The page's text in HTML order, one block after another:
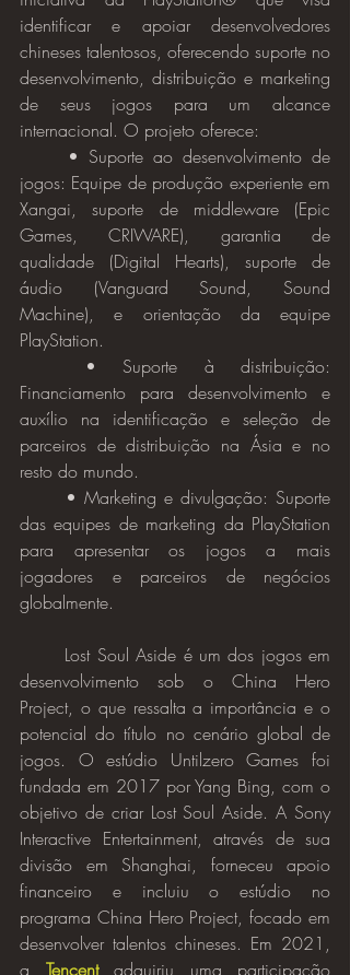
identificar e apoiar desenvolvedores
chineses talentosos, oferecendo suporte no
desenvolvimento, distribuição e marketing
de seus jogos para um alcance
internacional. O projeto oferece:
jogos: Equipe de produção experiente em
Xangai, suporte de middleware (Epic
Games, CRIWARE), garantia de
qualidade (Digital Hearts), suporte de
áudio (Vanguard Sound, Sound
Machine), e orientação da equipe
PlayStation.
Financiamento para desenvolvimento e
auxílio na identificação e seleção de
parceiros de distribuição na Ásia e no
resto do mundo.
das equipes de marketing da PlayStation
para apresentar os jogos a mais
jogadores e parceiros de negócios
globalmente.
desenvolvimento sob o China Hero
Project, o que ressalta a importância e o
potencial do título no cenário global de
jogos. O estúdio Untilzero Games foi
fundada em 2017 por Yang Bing, com o
objetivo de criar Lost Soul Aside. A Sony
Interactive Entertainment, através de sua
divisão em Shanghai, forneceu apoio
financeiro e incluiu o estúdio no
programa China Hero Project, focado em
desenvolver talentos chineses. Em 2021,
a Tencent adquiriu uma participação